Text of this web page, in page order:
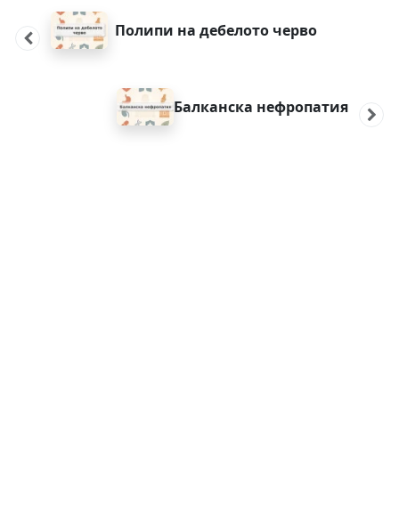
navigationПолипи на дебелото черво
Балканска нефропатия